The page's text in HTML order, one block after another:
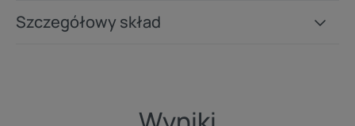
Unikalna formuła: konsystencja mleczka połączona z
Szczegółowy skład